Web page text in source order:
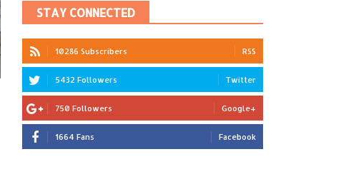
STAY CONNECTED
10286 Subscribers RSS
5432 Followers Twitter
750 Followers Google+
1664 Fans Facebook